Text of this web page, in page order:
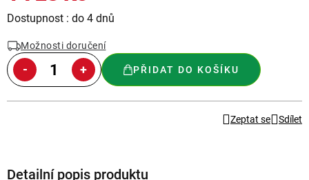
Měrná
Dostupnost : do 4 dnů
Možnosti doručení
PŘIDAT DO KOŠÍKU
Zeptat se Sdílet
Detailní popis produktu